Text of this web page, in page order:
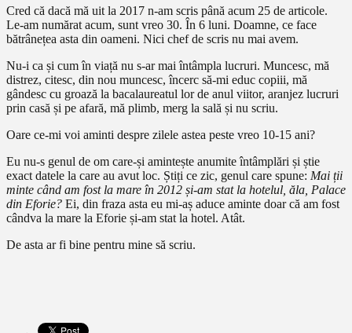
Cred că dacă mă uit la 2017 n-am scris până acum 25 de articole.
Le-am numărat acum, sunt vreo 30. În 6 luni. Doamne, ce face
bătrânețea asta din oameni. Nici chef de scris nu mai avem.
Nu-i ca și cum în viață nu s-ar mai întâmpla lucruri. Muncesc, mă
distrez, citesc, din nou muncesc, încerc să-mi educ copiii, mă
gândesc cu groază la bacalaureatul lor de anul viitor, aranjez lucruri
prin casă și pe afară, mă plimb, merg la sală și nu scriu.
Oare ce-mi voi aminti despre zilele astea peste vreo 10-15 ani?
Eu nu-s genul de om care-și amintește anumite întâmplări și știe
exact datele la care au avut loc. Știți ce zic, genul care spune: Mai ții
minte când am fost la mare în 2012 și-am stat la hotelul, ăla, Palace
din Eforie? Ei, din fraza asta eu mi-aș aduce aminte doar că am fost
cândva la mare la Eforie și-am stat la hotel. Atât.
De asta ar fi bine pentru mine să scriu.